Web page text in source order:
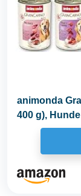
animonda
400 g),